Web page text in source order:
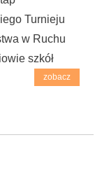
Turnieju
w Ruchu
szkół
zobacz